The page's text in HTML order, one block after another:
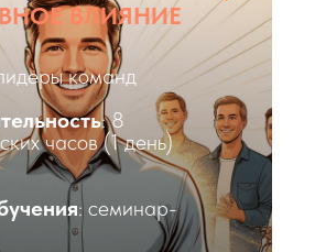
ВЛИЯНИЕ
команд
: 8
часов (1 день)
: семинар-
06
Полезные ссылки